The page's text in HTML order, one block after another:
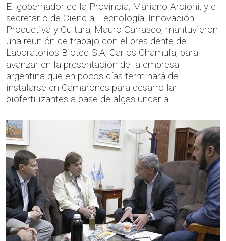
El gobernador de la Provincia, Mariano Arcioni, y el
secretario de Ciencia, Tecnología, Innovación
Productiva y Cultura, Mauro Carrasco; mantuvieron
una reunión de trabajo con el presidente de
Laboratorios Biotec S.A, Carlos Chamula, para
avanzar en la presentación de la empresa
argentina que en pocos días terminará de
instalarse en Camarones para desarrollar
biofertilizantes a base de algas undaria.